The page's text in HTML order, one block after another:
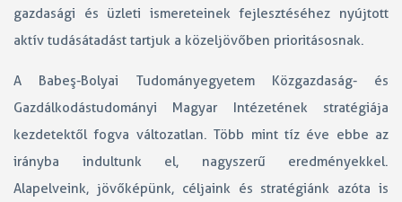
gazdasági és üzleti ismereteinek fejlesztéséhez nyújtott
aktív tudásátadást tartjuk a közeljövőben prioritásosnak.
A Babeş-Bolyai Tudományegyetem Közgazdaság- és
Gazdálkodástudományi Magyar Intézetének stratégiája
kezdetektől fogva változatlan. Több mint tíz éve ebbe az
irányba indultunk el, nagyszerű eredményekkel.
Alapelveink, jövőképünk, céljaink és stratégiánk azóta is